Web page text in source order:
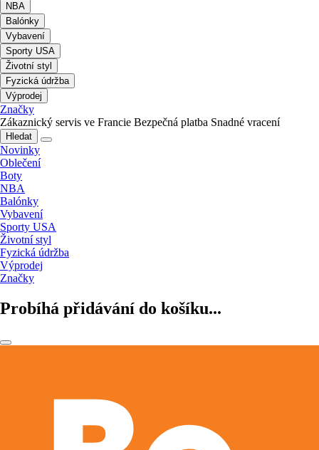
NBA
Balónky
Vybavení
Sporty USA
Životní styl
Fyzická údržba
Výprodej
Značky
Zákaznický servis ve Francie Bezpečná platba Snadné vracení
Hledat
Novinky
Oblečení
Boty
NBA
Balónky
Vybavení
Sporty USA
Životní styl
Fyzická údržba
Výprodej
Značky
Probíhá přidávání do košíku...